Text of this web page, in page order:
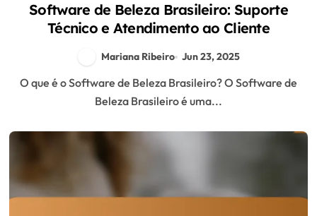
Software de Beleza Brasileiro: Suporte
Técnico e Atendimento ao Cliente
Mariana Ribeiro Jun 23, 2025
O que é o Software de Beleza Brasileiro? O Software de
Beleza Brasileiro é uma...